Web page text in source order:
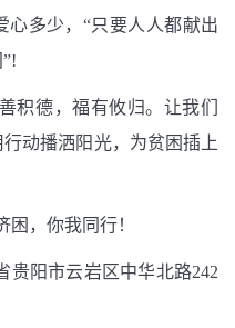
心多少，“只要人人都献出
积德，福有攸归。让我们
动播洒阳光，为贫困插上
困，你我同行！
贵阳市云岩区中华北路242